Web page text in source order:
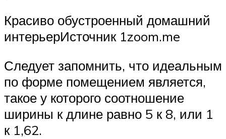
Красиво обустроенный домашний
интерьерИсточник 1zoom.me
Следует запомнить, что идеальным
по форме помещением является,
такое у которого соотношение
ширины к длине равно 5 к 8, или 1
к 1,62.